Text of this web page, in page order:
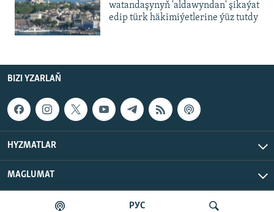
РУС
watandaşynyň 'aldawyndan' şikaýat
edip türk häkimiýetlerine ýüz tutdy
BIZI YZARLAŇ
HYZMATLAR
MAGLUMAT
Azat Ýewropa/Azatlyk Radiosy © 2026 RFE/RL, Inc. Ähli